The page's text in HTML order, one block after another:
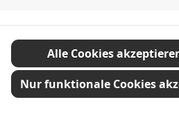
Versandkostenund ggf.
Alle Cookies
Nur funktionale Cookies